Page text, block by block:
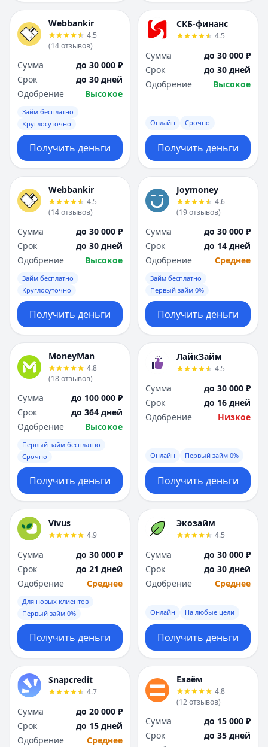
Webbankir
4.5
(14отзывов)
Сумма
до 30 000 ₽
Срок
до 30 дней
Одобрение
Высокое
Займ бесплатно
Круглосуточно
Получить деньги
СКБ-финанс
4.5
Сумма
до 30 000 ₽
Срок
до 30 дней
Одобрение
Высокое
Онлайн Срочно
Получить деньги
Webbankir
4.5
(14отзывов)
Сумма
до 30 000 ₽
Срок
до 30 дней
Одобрение
Высокое
Займ бесплатно
Круглосуточно
Получить деньги
Joymoney
4.6
(19отзывов)
Сумма
до 30 000 ₽
Срок
до 14 дней
Одобрение
Среднее
Займ бесплатно
Первый займ 0%
Получить деньги
MoneyMan
4.8
(18отзывов)
Сумма
до 100 000 ₽
Срок
до 364 дней
Одобрение
Высокое
Первый займ бесплатно
Срочно
Получить деньги
ЛайкЗайм
4.5
Сумма
до 30 000 ₽
Срок
до 16 дней
Одобрение
Низкое
Онлайн Первый займ 0%
Получить деньги
Vivus
4.9
Сумма
до 30 000 ₽
Срок
до 21 дней
Одобрение
Среднее
Для новых клиентов
Первый займ 0%
Получить деньги
Экозайм
4.5
Сумма
до 30 000 ₽
Срок
до 30 дней
Одобрение
Среднее
Онлайн На любые цели
Получить деньги
Snapcredit
4.7
Сумма
до 20 000 ₽
Срок
до 15 дней
Одобрение
Среднее
Езаём
4.8
(12отзывов)
Сумма
до 15 000 ₽
Срок
до 35 дней